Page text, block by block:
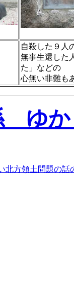
自殺した９人
無事生還した
た」などの
心無い非難も
ゆ
北方領土問題の話